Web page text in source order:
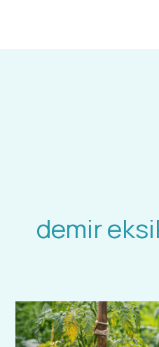
demir
Bitkilerde
Sararma